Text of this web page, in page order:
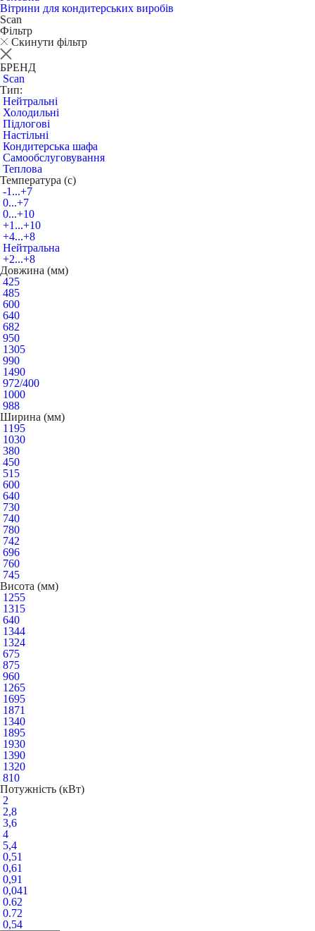
Вітрини для кондитерських виробів
Scan
Фільтр
Скинути фільтр
БРЕНД
Scan
Тип:
Нейтральні
Холодильні
Підлогові
Настільні
Кондитерська шафа
Самообслуговування
Теплова
Температура (c)
-1...+7
0...+7
0...+10
+1...+10
+4...+8
Нейтральна
+2...+8
Довжина (мм)
425
485
600
640
682
950
1305
990
1490
972/400
1000
988
Ширина (мм)
1195
1030
380
450
515
600
640
730
740
780
742
696
760
745
Висота (мм)
1255
1315
640
1344
1324
675
875
960
1265
1695
1871
1340
1895
1930
1390
1320
810
Потужність (кВт)
2
2,8
3,6
4
5,4
0,51
0,61
0,91
0,041
0.62
0.72
0,54